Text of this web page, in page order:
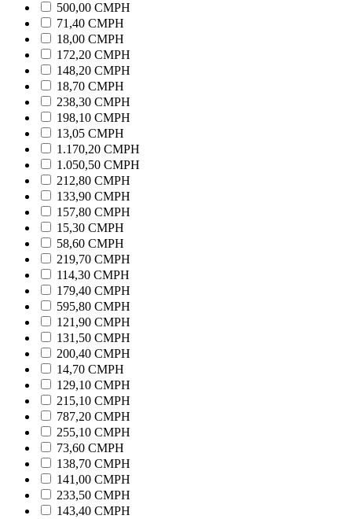
500,00 CMPH
71,40 CMPH
18,00 CMPH
172,20 CMPH
148,20 CMPH
18,70 CMPH
238,30 CMPH
198,10 CMPH
13,05 CMPH
1.170,20 CMPH
1.050,50 CMPH
212,80 CMPH
133,90 CMPH
157,80 CMPH
15,30 CMPH
58,60 CMPH
219,70 CMPH
114,30 CMPH
179,40 CMPH
595,80 CMPH
121,90 CMPH
131,50 CMPH
200,40 CMPH
14,70 CMPH
129,10 CMPH
215,10 CMPH
787,20 CMPH
255,10 CMPH
73,60 CMPH
138,70 CMPH
141,00 CMPH
233,50 CMPH
143,40 CMPH